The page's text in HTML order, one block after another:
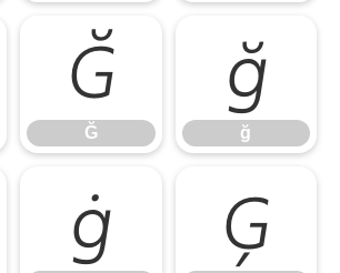
Ğ
Ğ
ğ
ğ
ġ Ģ